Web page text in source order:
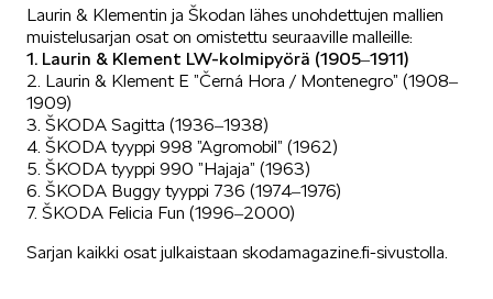
Laurin & Klementin ja Škodan lähes unohdettujen mallien
muistelusarjan osat on omistettu seuraaville malleille:
1. Laurin & Klement LW-kolmipyörä (1905‒1911)
2. Laurin & Klement E ”Černá Hora / Montenegro” (1908‒
1909)
3. ŠKODA Sagitta (1936‒1938)
4. ŠKODA tyyppi 998 ”Agromobil” (1962)
5. ŠKODA tyyppi 990 ”Hajaja” (1963)
6. ŠKODA Buggy tyyppi 736 (1974‒1976)
7. ŠKODA Felicia Fun (1996‒2000)
Sarjan kaikki osat julkaistaan skodamagazine.fi-sivustolla.